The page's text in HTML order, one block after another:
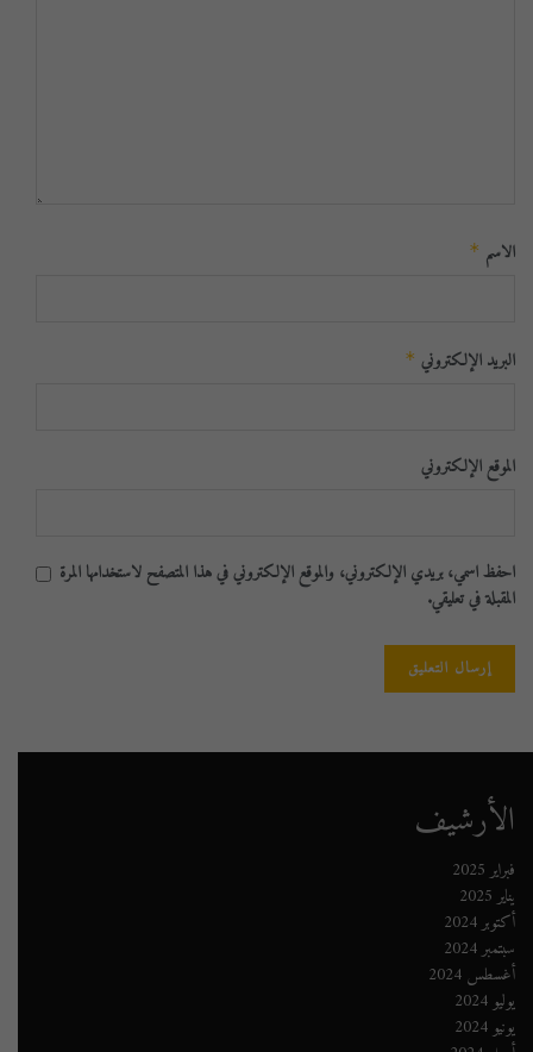
الاسم *
البريد الإلكتروني *
الموقع الإلكتروني
احفظ اسمي، بريدي الإلكتروني، والموقع الإلكتروني في هذا المتصفح لاستخدامها المرة
المقبلة في تعليقي.
الأرشيف
فبراير 2025
يناير 2025
أكتوبر 2024
سبتمبر 2024
أغسطس 2024
يوليو 2024
يونيو 2024